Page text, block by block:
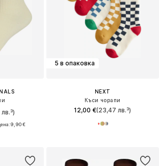
9,90 €
5 в опаковка
NEXT
Къси чорапи
12,00 €(23,47 лв.³)